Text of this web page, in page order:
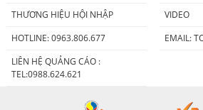
THƯƠNG HIỆU HỘI NHẬP
VIDEO
HOTLINE: 0963.806.677
EMAIL:
LIÊN HỆ QUẢNG CÁO :
TEL:0988.624.621